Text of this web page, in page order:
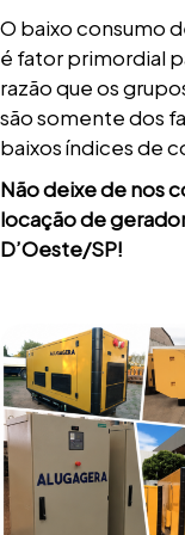
O baixo consumo
é fator primordial
razão que os
são somente dos
baixos índices de
Não deixe de nos
locação de
D’Oeste/SP!